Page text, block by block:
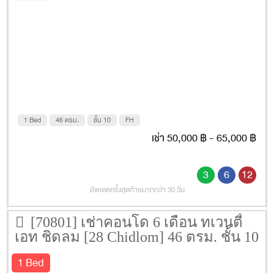
1 Bed 46 ตรม. ชั้น 10 FH
เช่า 50,000 ฿ - 65,000 ฿
3 6 12
อัพเดตครั้งสุดท้ายมากกว่า 30 วัน
[70801] เช่าคอนโด 6 เดือน ทเวนตี้
เอท ชิดลม [28 Chidlom] 46 ตรม. ชั้น 10
1 Bed